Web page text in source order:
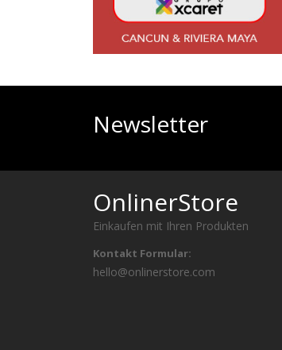
Newsletter
OnlinerStore
Einkaufen mit Ihren Produkten
Kontakt Formular:
hello@onlinerstore.com